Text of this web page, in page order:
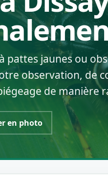
jaunes ou
observation, de
de manière
en photo